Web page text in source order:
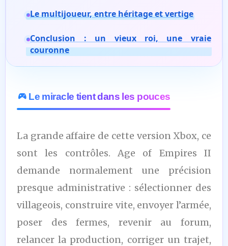
Le multijoueur, entre héritage et vertige
Conclusion : un vieux roi, une vraie
couronne
Le miracle tient dans les pouces
La grande affaire de cette version Xbox, ce
sont les contrôles. Age of Empires II
demande normalement une précision
presque administrative : sélectionner des
villageois, construire vite, envoyer l’armée,
poser des fermes, revenir au forum,
relancer la production, corriger un trajet,